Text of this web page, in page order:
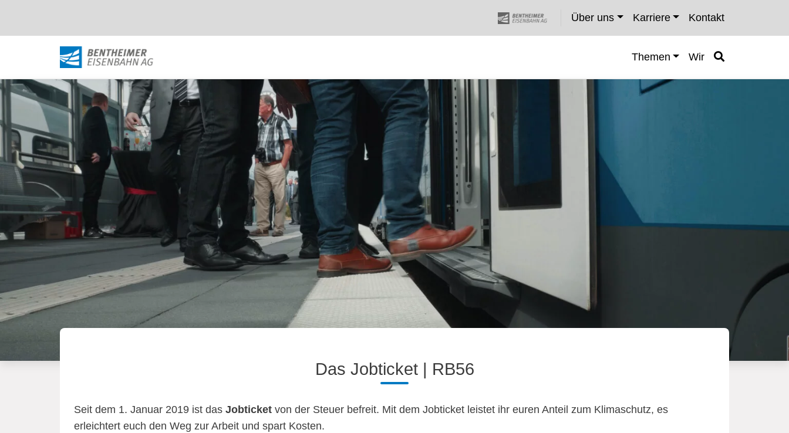
Über uns Karriere Kontakt
Themen Wir
Das Jobticket | RB56
Seit dem 1. Januar 2019 ist das Jobticket von der Steuer befreit. Mit dem Jobticket leistet ihr euren Anteil zum Klimaschutz, es
erleichtert euch den Weg zur Arbeit und spart Kosten.